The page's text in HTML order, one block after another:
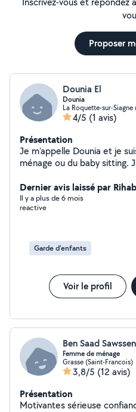
Proposer
Dounia El
Dounia
La Roquette-sur-
4/5 (1 avis)
Présentation
Je m'appelle Dounia et je suis disponible pour faire du
ménage ou du baby sitting. J'ai de l'expérience
âges. Je suis auxiliaire de puériculture je pourrais
répondre aux besoins de
divers activités adaptés à
Dernier avis laissé par
Il y a plus de 6 mois
reactive
Garde d'enfants
Voir le profil
Ben Saad Sawssen
Femme de ménage
Grasse (Saint-Francois)
3,8/5 (12 avis)
Présentation
Motivantes sérieuse